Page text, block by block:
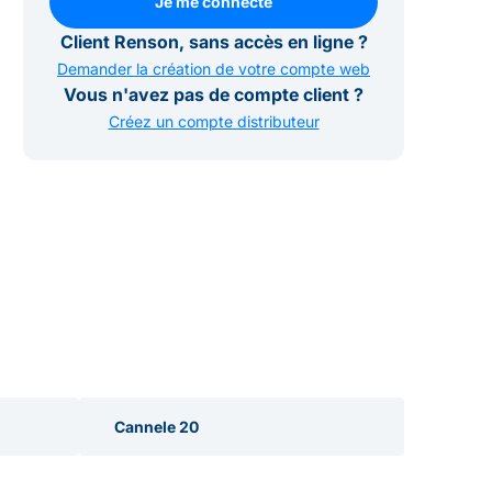
Client Renson, sans accès en ligne ?
Demander la création de votre compte web
Vous n'avez pas de compte client ?
Créez un compte distributeur
Cannele 20